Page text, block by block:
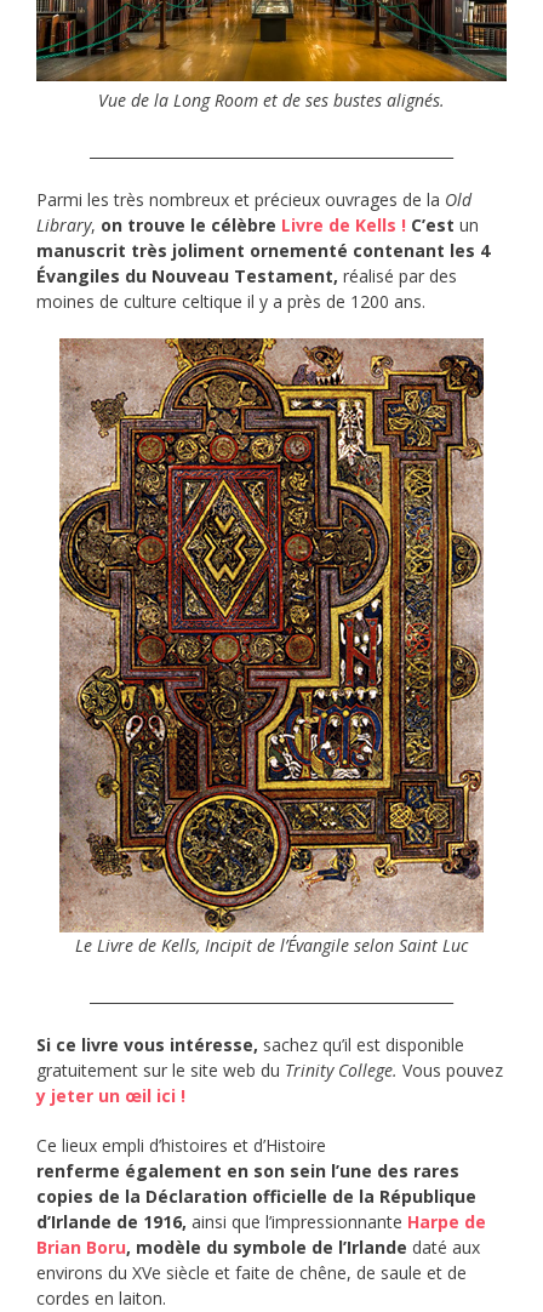
Vue de la Long Room et de ses bustes alignés.
Parmi les très nombreux et précieux ouvrages de la Old
Library, on trouve le célèbre Livre de Kells ! C’est un
manuscrit très joliment ornementé contenant les 4
Évangiles du Nouveau Testament, réalisé par des
moines de culture celtique il y a près de 1200 ans.
Le Livre de Kells, Incipit de l’Évangile selon Saint Luc
Si ce livre vous intéresse, sachez qu’il est disponible
gratuitement sur le site web du Trinity College. Vous pouvez
y jeter un œil ici !
Ce lieux empli d’histoires et d’Histoire
renferme également en son sein l’une des rares
copies de la Déclaration officielle de la République
d’Irlande de 1916, ainsi que l’impressionnante Harpe de
Brian Boru, modèle du symbole de l’Irlande daté aux
environs du XVe siècle et faite de chêne, de saule et de
cordes en laiton.